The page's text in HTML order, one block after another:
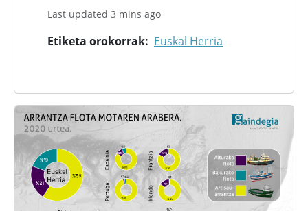
Last updated 3 mins ago
Etiketa orokorrak Euskal Herria